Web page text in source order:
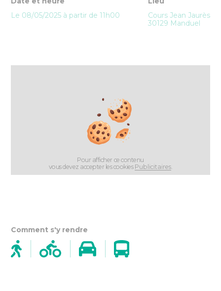
Le 08/05/2025 à partir de 11h00
Cours Jean Jaurès
30129 Manduel
Pour afficher ce contenu
vous devez accepter les cookies Publicitaires.
Comment s'y rendre